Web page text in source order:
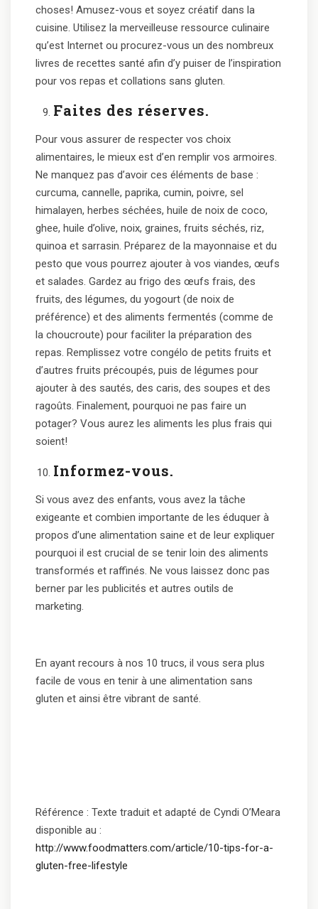
choses! Amusez-vous et soyez créatif dans la
cuisine. Utilisez la merveilleuse ressource culinaire
qu’est Internet ou procurez-vous un des nombreux
livres de recettes santé afin d’y puiser de l’inspiration
pour vos repas et collations sans gluten.
Faites des réserves.
Pour vous assurer de respecter vos choix
alimentaires, le mieux est d’en remplir vos armoires.
Ne manquez pas d’avoir ces éléments de base :
curcuma, cannelle, paprika, cumin, poivre, sel
himalayen, herbes séchées, huile de noix de coco,
ghee, huile d’olive, noix, graines, fruits séchés, riz,
quinoa et sarrasin. Préparez de la mayonnaise et du
pesto que vous pourrez ajouter à vos viandes, œufs
et salades. Gardez au frigo des œufs frais, des
fruits, des légumes, du yogourt (de noix de
préférence) et des aliments fermentés (comme de
la choucroute) pour faciliter la préparation des
repas. Remplissez votre congélo de petits fruits et
d’autres fruits précoupés, puis de légumes pour
ajouter à des sautés, des caris, des soupes et des
ragoûts. Finalement, pourquoi ne pas faire un
potager? Vous aurez les aliments les plus frais qui
soient!
Informez-vous.
Si vous avez des enfants, vous avez la tâche
exigeante et combien importante de les éduquer à
propos d’une alimentation saine et de leur expliquer
pourquoi il est crucial de se tenir loin des aliments
transformés et raffinés. Ne vous laissez donc pas
berner par les publicités et autres outils de
marketing.
En ayant recours à nos 10 trucs, il vous sera plus
facile de vous en tenir à une alimentation sans
gluten et ainsi être vibrant de santé.
Référence : Texte traduit et adapté de Cyndi O’Meara
disponible au :
http://www.foodmatters.com/article/10-tips-for-a-
gluten-free-lifestyle